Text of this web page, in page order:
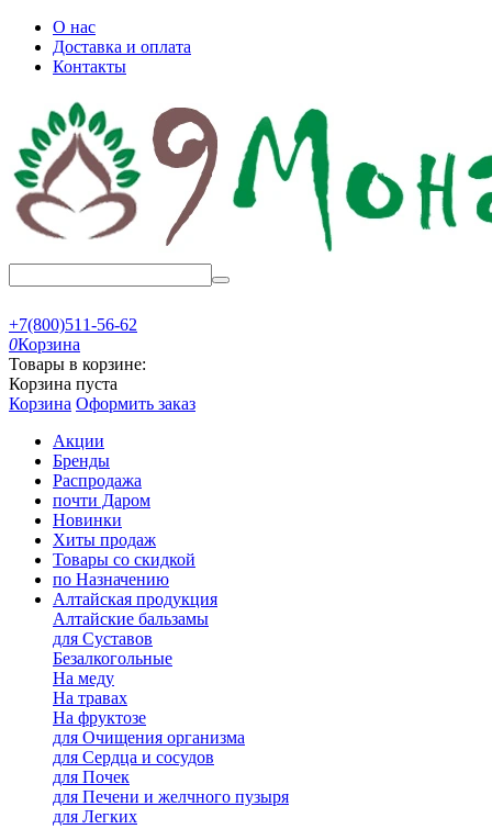
О нас
Доставка и оплата
Контакты
+7(800)511-56-62
0Корзина
Товары в корзине:
Корзина пуста
Корзина Оформить заказ
Акции
Бренды
Распродажа
почти Даром
Новинки
Хиты продаж
Товары со скидкой
по Назначению
Алтайская продукция
Алтайские бальзамы
для Суставов
Безалкогольные
На меду
На травах
На фруктозе
для Очищения организма
для Сердца и сосудов
для Почек
для Печени и желчного пузыря
для Легких